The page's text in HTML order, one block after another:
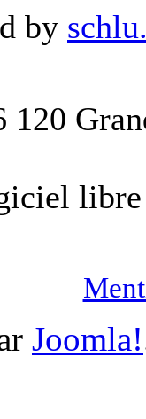
by
Joomla!